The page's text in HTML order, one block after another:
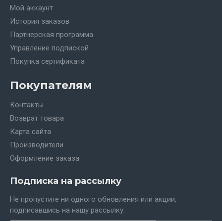
Мой аккаунт
История заказов
Партнерская программа
Управление подпиской
Покупка сертификата
Покупателям
Контакты
Возврат товара
Карта сайта
Производители
Оформление заказа
Подписка на рассылку
Не пропустите ни одного обновления или акции,
подписавшись на нашу рассылку.